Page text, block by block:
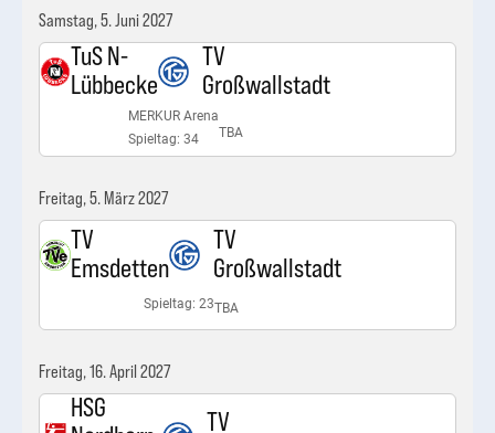
Samstag, 5. Juni 2027
TuS N-
Lübbecke
TV
Großwallstadt
MERKUR Arena
Spieltag: 34
TBA
Freitag, 5. März 2027
TV
Emsdetten
TV
Großwallstadt
Spieltag: 23TBA
Freitag, 16. April 2027
HSG
TV